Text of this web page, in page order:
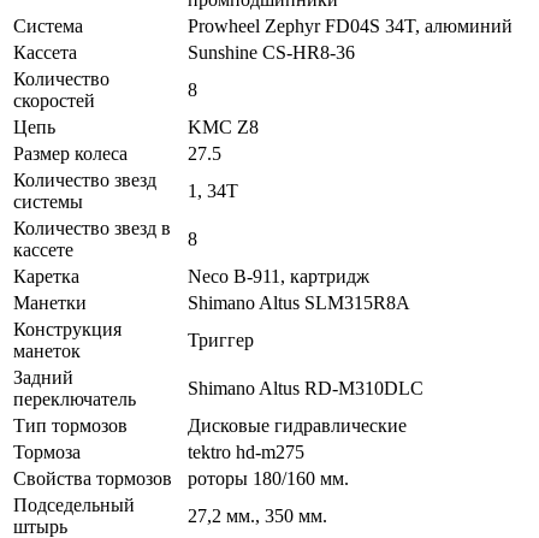
Система
Prowheel Zephyr FD04S 34T, алюминий
Кассета
Sunshine CS-HR8-36
Количество
скоростей
8
Цепь
KMC Z8
Размер колеса
27.5
Количество звезд
системы
1, 34T
Количество звезд в
кассете
8
Каретка
Neco B-911, картридж
Манетки
Shimano Altus SLM315R8A
Конструкция
манеток
Триггер
Задний
переключатель
Shimano Altus RD-M310DLC
Тип тормозов
Дисковые гидравлические
Тормоза
tektro hd-m275
Свойства тормозов
роторы 180/160 мм.
Подседельный
штырь
27,2 мм., 350 мм.